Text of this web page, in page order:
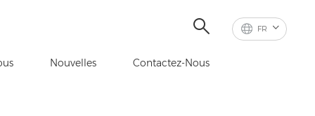
FR
Nouvelles
Contactez-Nous